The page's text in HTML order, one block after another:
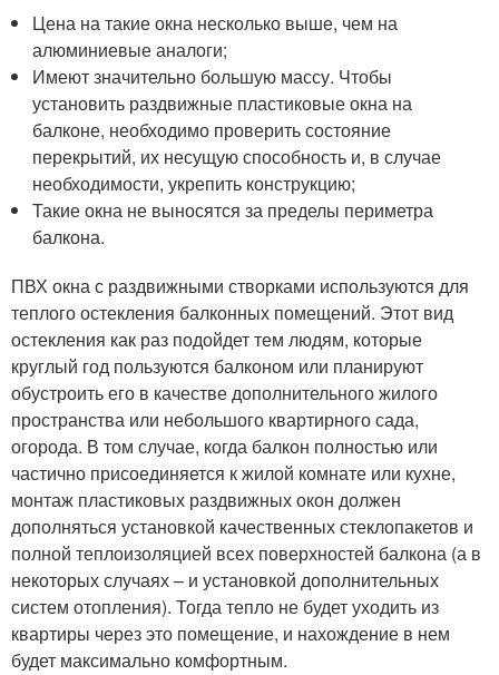
Цена на такие окна несколько выше, чем на
алюминиевые аналоги;
Имеют значительно большую массу. Чтобы
установить раздвижные пластиковые окна на
балконе, необходимо проверить состояние
перекрытий, их несущую способность и, в случае
необходимости, укрепить конструкцию;
Такие окна не выносятся за пределы периметра
балкона.
ПВХ окна с раздвижными створками используются для
теплого остекления балконных помещений. Этот вид
остекления как раз подойдет тем людям, которые
круглый год пользуются балконом или планируют
обустроить его в качестве дополнительного жилого
пространства или небольшого квартирного сада,
огорода. В том случае, когда балкон полностью или
частично присоединяется к жилой комнате или кухне,
монтаж пластиковых раздвижных окон должен
дополняться установкой качественных стеклопакетов и
полной теплоизоляцией всех поверхностей балкона (а в
некоторых случаях – и установкой дополнительных
систем отопления). Тогда тепло не будет уходить из
квартиры через это помещение, и нахождение в нем
будет максимально комфортным.